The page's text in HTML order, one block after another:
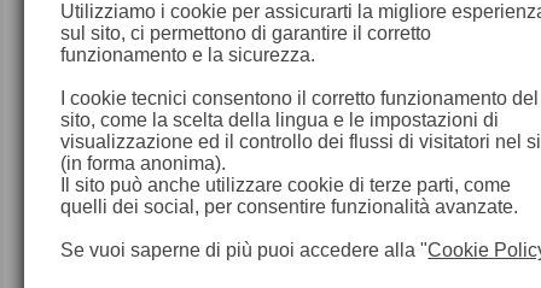
Utilizziamo i cookie per assicurarti la migliore
sul sito, ci permettono di garantire il corretto
funzionamento e la sicurezza.
I cookie tecnici consentono il corretto funzionamento del
sito, come la scelta della lingua e le impostazioni di
visualizzazione ed il controllo dei flussi di visitatori nel
(in forma anonima).
Il sito può anche utilizzare cookie di terze parti, come
quelli dei social, per consentire funzionalità avanzate.
Se vuoi saperne di più puoi accedere alla "Cookie